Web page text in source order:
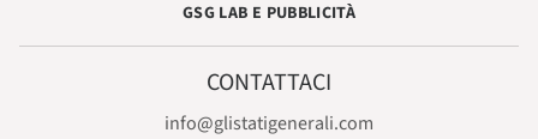
GSG LAB E PUBBLICITÀ
CONTATTACI
info@glistatigenerali.com